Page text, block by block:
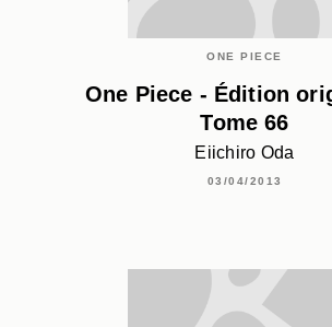
ONE PIECE
One Piece - Édition
Tome 66
Eiichiro Oda
03/04/2013